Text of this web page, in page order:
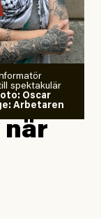
spektakulär
Oscar
Arbetaren
när